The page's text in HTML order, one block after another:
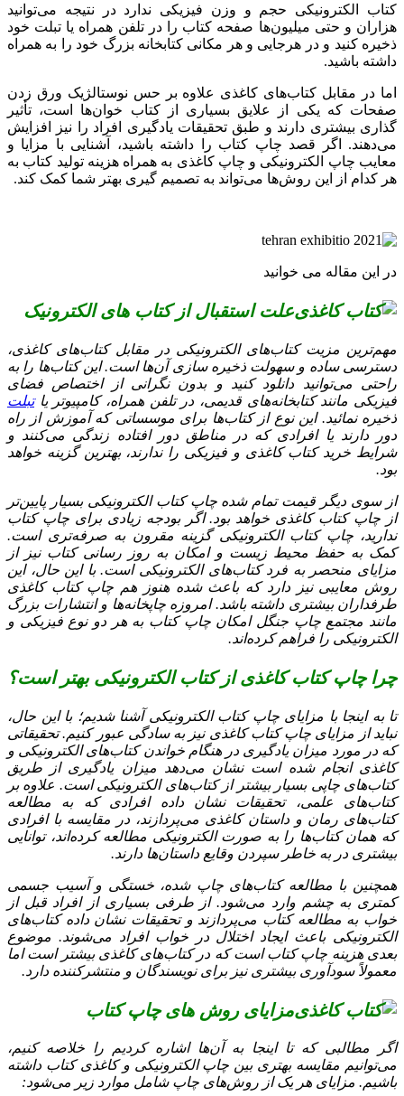
کتاب الکترونیکی حجم و وزن فیزیکی ندارد در نتیجه می‌توانید
هزاران و حتی میلیون‌ها صفحه کتاب را در تلفن همراه یا تبلت خود
ذخیره کنید و در هرجایی و هر مکانی کتابخانه بزرگ خود را به همراه
داشته باشید.
اما در مقابل کتاب‌های کاغذی علاوه بر حس نوستالژیک ورق زدن
صفحات که یکی از علایق بسیاری از کتاب خوان‌ها است، تأثیر
گذاری بیشتری دارند و طبق تحقیقات یادگیری افراد را نیز افزایش
می‌دهند. اگر قصد چاپ کتاب را داشته باشید، آشنایی با مزایا و
معایب چاپ الکترونیکی و چاپ کاغذی به همراه هزینه تولید کتاب به
هر کدام از این روش‌ها می‌تواند به تصمیم گیری بهتر شما کمک کند.
در این مقاله می خوانید
علت استقبال از کتاب‌ های الکترونیک
مهم‌ترین مزیت کتاب‌های الکترونیکی در مقابل کتاب‌های کاغذی،
دسترسی ساده و سهولت ذخیره سازی آن‌ها است. این کتاب‌ها را به
راحتی می‌توانید دانلود کنید و بدون نگرانی از اختصاص فضای
فیزیکی مانند کتابخانه‌های قدیمی، در تلفن همراه، کامپیوتر یاتبلت
ذخیره نمائید. این نوع از کتاب‌ها برای موسساتی که آموزش از راه
دور دارند یا افرادی که در مناطق دور افتاده زندگی می‌کنند و
شرایط خرید کتاب کاغذی و فیزیکی را ندارند، بهترین گزینه خواهد
بود.
از سوی دیگر قیمت تمام شده چاپ کتاب الکترونیکی بسیار پایین‌تر
از چاپ کتاب کاغذی خواهد بود. اگر بودجه زیادی برای چاپ کتاب
ندارید، چاپ کتاب الکترونیکی گزینه مقرون به صرفه‌تری است.
کمک به حفظ محیط زیست و امکان به روز رسانی کتاب نیز از
مزایای منحصر به فرد کتاب‌های الکترونیکی است. با این حال، این
روش معایبی نیز دارد که باعث شده هنوز هم چاپ کتاب کاغذی
طرفداران بیشتری داشته باشد. امروزه چاپخانه‌ها و انتشارات بزرگ
مانند مجتمع چاپ جنگل امکان چاپ کتاب به هر دو نوع فیزیکی و
الکترونیکی را فراهم کرده‌اند.
چرا چاپ کتاب کاغذی از کتاب الکترونیکی بهتر است؟
تا به اینجا با مزایای چاپ کتاب الکترونیکی آشنا شدیم؛ با این حال،
نباید از مزایای چاپ کتاب کاغذی نیز به سادگی عبور کنیم. تحقیقاتی
که در مورد میزان یادگیری در هنگام خواندن کتاب‌های الکترونیکی و
کاغذی انجام شده است نشان می‌دهد میزان یادگیری از طریق
کتاب‌های چاپی بسیار بیشتر از کتاب‌های الکترونیکی است. علاوه بر
کتاب‌های علمی، تحقیقات نشان داده افرادی که به مطالعه
کتاب‌های رمان و داستان کاغذی می‌پردازند، در مقایسه با افرادی
که همان کتاب‌ها را به صورت الکترونیکی مطالعه کرده‌اند، توانایی
بیشتری در به خاطر سپردن وقایع داستان‌ها دارند.
همچنین با مطالعه کتاب‌های چاپ شده، خستگی و آسیب جسمی
کمتری به چشم وارد می‌شود. از طرفی بسیاری از افراد قبل از
خواب به مطالعه کتاب می‌پردازند و تحقیقات نشان داده کتاب‌های
الکترونیکی باعث ایجاد اختلال در خواب افراد می‌شوند. موضوع
بعدی هزینه چاپ کتاب است که در کتاب‌های کاغذی بیشتر است اما
معمولاً سودآوری بیشتری نیز برای نویسندگان و منتشرکننده دارد.
مزایای روش های چاپ کتاب
اگر مطالبی که تا اینجا به آن‌ها اشاره کردیم را خلاصه کنیم،
می‌توانیم مقایسه بهتری بین چاپ الکترونیکی و کاغذی کتاب داشته
باشیم. مزایای هر یک از روش‌های چاپ شامل موارد زیر می‌شود: